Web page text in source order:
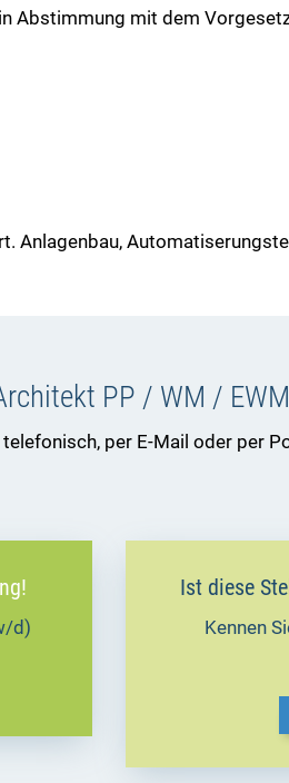
Abstimmung mit dem
Anlagenbau,
PP / WM /
per E-Mail oder per
d)
Ist diese
Kennen